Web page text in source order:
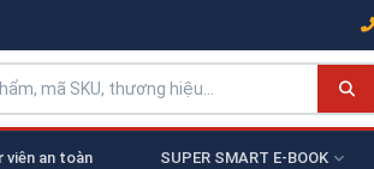
viên an toàn SUPER SMART E-BOOK